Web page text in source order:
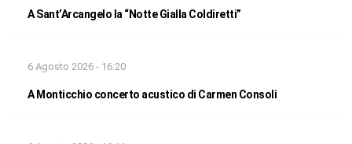
A Sant’Arcangelo la “Notte Gialla Coldiretti”
6 Agosto 2026 - 16:20
A Monticchio concerto acustico di Carmen Consoli